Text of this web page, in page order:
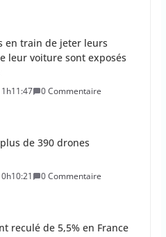
leur voiture sont exposés
0 Commentaire
de 390 drones
reculé de 5,5% en France